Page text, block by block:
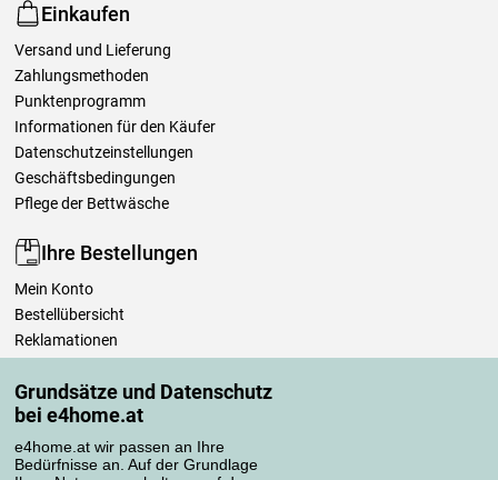
Grundsätze und Datenschutz
bei e4home.at
e4home.at wir passen an Ihre
Bedürfnisse an. Auf der Grundlage
Einkaufen
Versand und Lieferung
Zahlungsmethoden
Punktenprogramm
Informationen für den Käufer
Datenschutzeinstellungen
Geschäftsbedingungen
Pflege der Bettwäsche
Ihre Bestellungen
Mein Konto
Bestellübersicht
Reklamationen
Einfach mehr wissen
Richtlinien zur Verarbeitung von Bewertungen